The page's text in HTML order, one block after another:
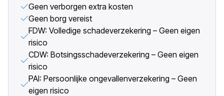
Geen verborgen extra kosten
Geen borg vereist
FDW: Volledige schadeverzekering – Geen eigen
risico
CDW: Botsingsschadeverzekering – Geen eigen
risico
PAI: Persoonlijke ongevallenverzekering – Geen
eigen risico